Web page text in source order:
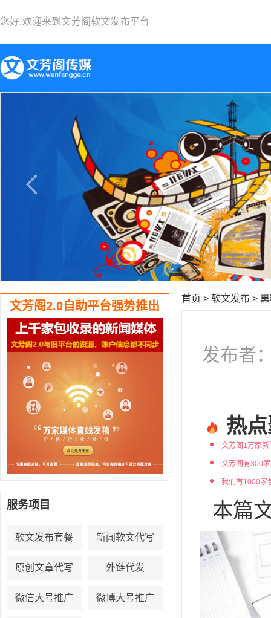
您好,欢迎来到 文芳阁软文发布平台
文芳阁2.0自助平台强势推出
服务项目
软文发布套餐 新闻软文代写
原创文章代写 外链代发
微信大号推广 微博大号推广
首页 > 软文发布 >
发布者
热
文芳阁1万家
文芳阁有300
我们有1000家
本篇